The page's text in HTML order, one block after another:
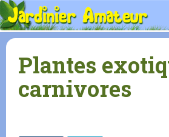
Plantes
carnivores